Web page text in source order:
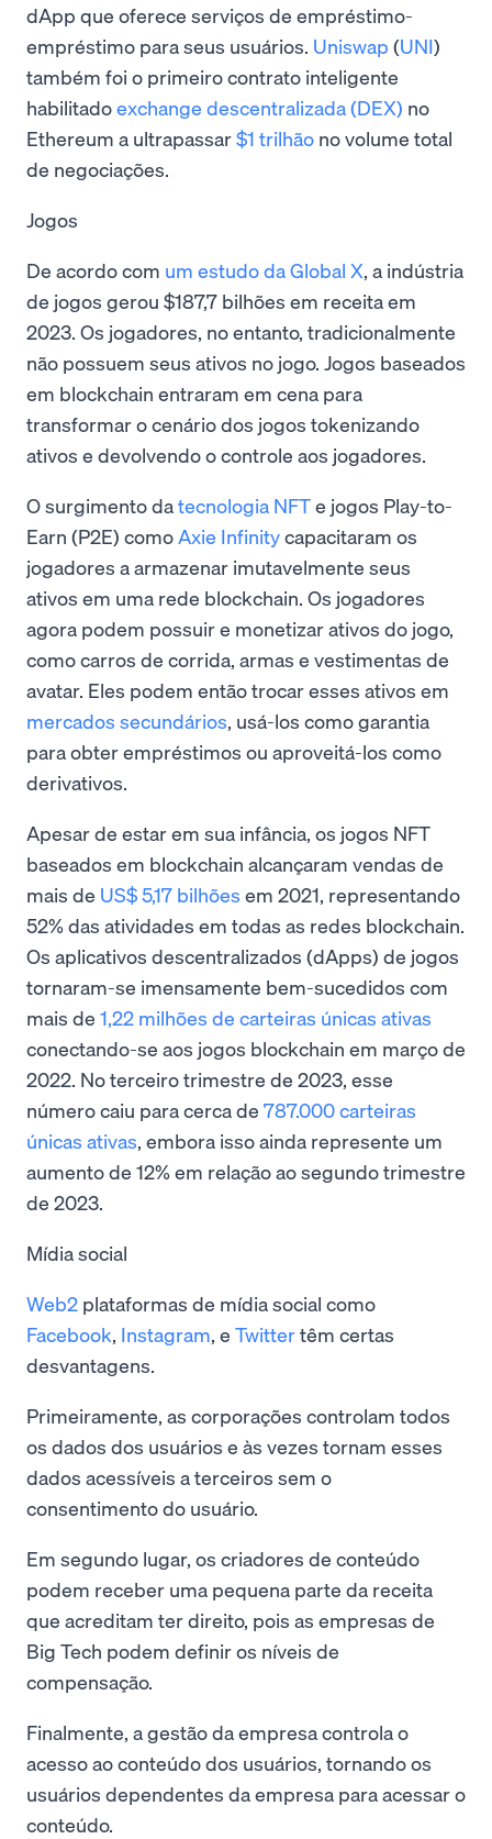
dApp que oferece serviços de empréstimo-
empréstimo para seus usuários. Uniswap (UNI)
também foi o primeiro contrato inteligente
habilitadoexchange descentralizada (DEX) no
Ethereum a ultrapassar$1 trilhão no volume total
de negociações.
Jogos
De acordo com um estudo da Global X, a indústria
de jogos gerou $187,7 bilhões em receita em
2023. Os jogadores, no entanto, tradicionalmente
não possuem seus ativos no jogo. Jogos baseados
em blockchain entraram em cena para
transformar o cenário dos jogos tokenizando
ativos e devolvendo o controle aos jogadores.
O surgimento datecnologia NFTe jogos Play-to-
Earn (P2E) comoAxie Infinitycapacitaram os
jogadores a armazenar imutavelmente seus
ativos em uma rede blockchain. Os jogadores
agora podem possuir e monetizar ativos do jogo,
como carros de corrida, armas e vestimentas de
avatar. Eles podem então trocar esses ativos em
mercados secundários, usá-los como garantia
para obter empréstimos ou aproveitá-los como
derivativos.
Apesar de estar em sua infância, os jogos NFT
baseados em blockchain alcançaram vendas de
mais de US$ 5,17 bilhões em 2021, representando
52% das atividades em todas as redes blockchain.
Os aplicativos descentralizados (dApps) de jogos
tornaram-se imensamente bem-sucedidos com
mais de 1,22 milhões de carteiras únicas ativas
conectando-se aos jogos blockchain em março de
2022. No terceiro trimestre de 2023, esse
número caiu para cerca de 787.000 carteiras
únicas ativas, embora isso ainda represente um
aumento de 12% em relação ao segundo trimestre
de 2023.
Mídia social
Web2 plataformas de mídia social como
Facebook, Instagram, e Twittertêm certas
desvantagens.
Primeiramente, as corporações controlam todos
os dados dos usuários e às vezes tornam esses
dados acessíveis a terceiros sem o
consentimento do usuário.
Em segundo lugar, os criadores de conteúdo
podem receber uma pequena parte da receita
que acreditam ter direito, pois as empresas de
Big Tech podem definir os níveis de
compensação.
Finalmente, a gestão da empresa controla o
acesso ao conteúdo dos usuários, tornando os
usuários dependentes da empresa para acessar o
conteúdo.